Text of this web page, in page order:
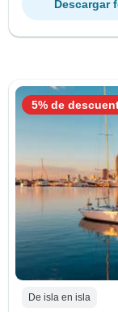
Descargar
De isla en isla
5% de